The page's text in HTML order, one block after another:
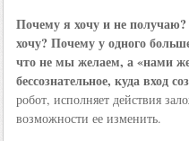
Почему я хочу и не получаю?
хочу? Почему у одного
что не мы желаем, а «нами
бессознательное, куда вход
робот, исполняет действия
возможности ее изменить.